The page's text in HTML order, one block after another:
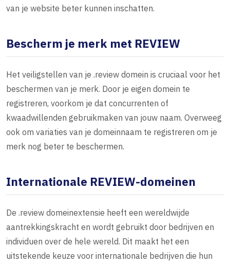
van je website beter kunnen inschatten.
Bescherm je merk met REVIEW
Het veiligstellen van je .review domein is cruciaal voor het
beschermen van je merk. Door je eigen domein te
registreren, voorkom je dat concurrenten of
kwaadwillenden gebruikmaken van jouw naam. Overweeg
ook om variaties van je domeinnaam te registreren om je
merk nog beter te beschermen.
Internationale REVIEW-domeinen
De .review domeinextensie heeft een wereldwijde
aantrekkingskracht en wordt gebruikt door bedrijven en
individuen over de hele wereld. Dit maakt het een
uitstekende keuze voor internationale bedrijven die hun